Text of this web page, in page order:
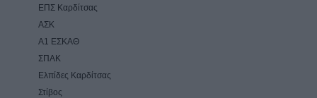
ΕΠΣ Καρδίτσας
ΑΣΚ
Α1 ΕΣΚΑΘ
ΣΠΑΚ
Ελπίδες Καρδίτσας
Στίβος